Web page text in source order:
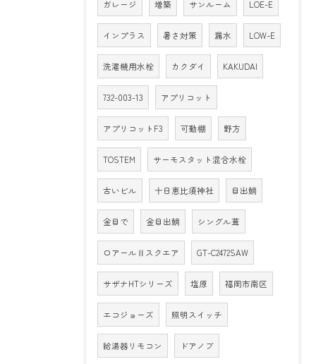
ガレージ 増築 サンルーム LOE-E
インプラス 暑さ対策 漏水 LOW-E
洗濯機用水栓 カクダイ KAKUDAI
732-003-13 アプリコット
アプリコットF3 可動棚 野方
TOSTEM サーモスタット混合水栓
古いビル 十日恵比須神社 目出鯛
金目で 金目出鯛 シングル葺
ロアールⅡスクエア GT-C2472SAW
サザナHTシリーズ 塩原 福岡市南区
エコジョーズ 照明スイッチ
給湯器リモコン ドアノブ